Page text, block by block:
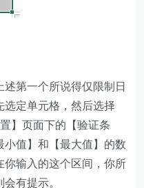
第一个所说得仅限制日
选定单元格，然后选择
】页面下的【验证条
值】和【最大值】的数
你输入的这个区间，你所
有提示。